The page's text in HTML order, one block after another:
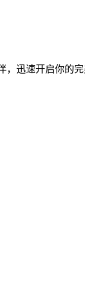
迅速开启你的完